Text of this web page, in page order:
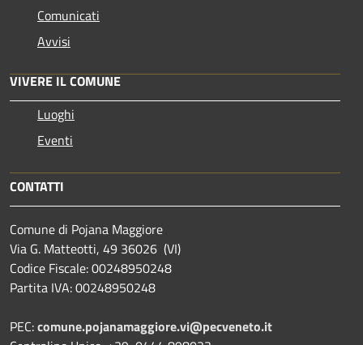
Comunicati
Avvisi
VIVERE IL COMUNE
Luoghi
Eventi
CONTATTI
Comune di Pojana Maggiore
Via G. Matteotti, 49 36026 (VI)
Codice Fiscale: 00248950248
Partita IVA: 00248950248
PEC:comune.pojanamaggiore.vi@pecveneto.it